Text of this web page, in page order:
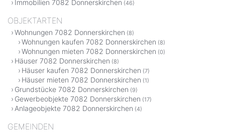
Immobilien 7082 Donnerskirchen (46)
OBJEKTARTEN
Wohnungen 7082 Donnerskirchen (8)
Wohnungen kaufen 7082 Donnerskirchen (8)
Wohnungen mieten 7082 Donnerskirchen (0)
Häuser 7082 Donnerskirchen (8)
Häuser kaufen 7082 Donnerskirchen (7)
Häuser mieten 7082 Donnerskirchen (1)
Grundstücke 7082 Donnerskirchen (9)
Gewerbeobjekte 7082 Donnerskirchen (17)
Anlageobjekte 7082 Donnerskirchen (4)
GEMEINDEN